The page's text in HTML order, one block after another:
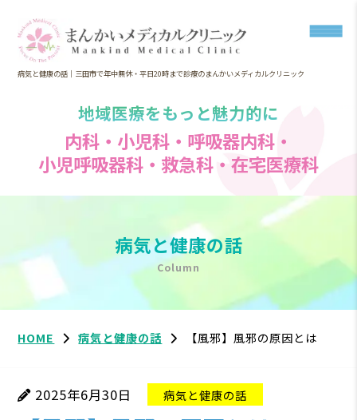
病気と健康の話｜三田市で年中無休・平日20時まで診療のまんかいメディカルクリニック
地域医療をもっと魅力的に
内科・小児科・呼吸器内科・
小児呼吸器科・救急科・在宅医療科
病気と健康の話
Column
HOME 病気と健康の話 【風邪】風邪の原因とは
2025年6月30日 病気と健康の話